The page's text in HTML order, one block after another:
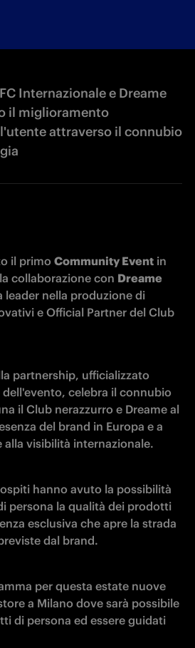
Internazionale e Dreame
il miglioramento
attraverso il connubio
il primo Community Event in
collaborazione con Dreame
leader nella produzione di
e Official Partner del Club
partnership, ufficializzato
celebra il connubio
il Club nerazzurro e Dreame al
del brand in Europa e a
alla visibilità internazionale.
hanno avuto la possibilità
persona la qualità dei prodotti
esclusiva che apre la strada
dal brand.
per questa estate nuove
a Milano dove sarà possibile
di persona ed essere guidati